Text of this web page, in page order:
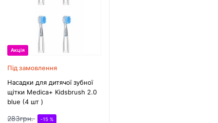
Акція
Під замовлення
Насадки для дитячої зубної
щітки Medica+ Kidsbrush 2.0
blue (4 шт )
283грн. -15 %